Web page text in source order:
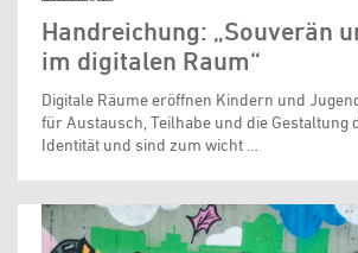
Handreichung: „Souverän
im digitalen Raum“
Digitale Räume eröffnen Kindern und
für Austausch, Teilhabe und die Gestaltung
Identität und sind zum wicht …